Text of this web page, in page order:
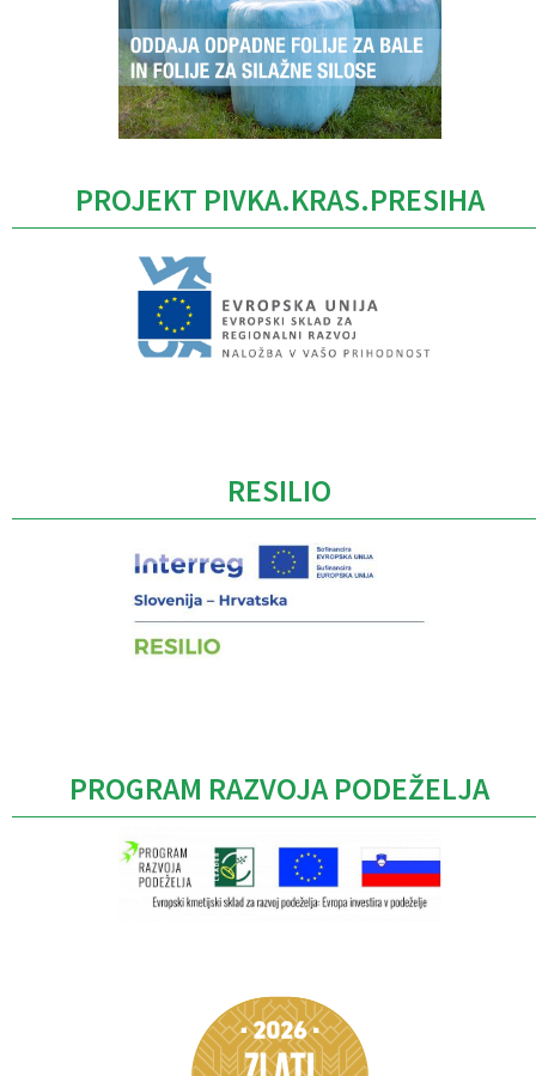
PROJEKT PIVKA.KRAS.PRESIHA
RESILIO
PROGRAM RAZVOJA PODEŽELJA